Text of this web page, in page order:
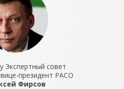
Экспертный совет
президент РАСО
Фирсов